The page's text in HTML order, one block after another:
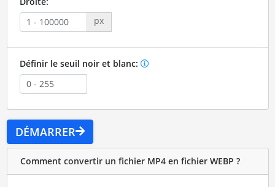
px
Définir le seuil noir et blanc:
DÉMARRER
Comment convertir un fichier MP4 en fichier WEBP ?